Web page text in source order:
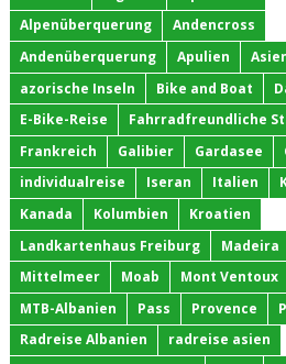
Alpenüberquerung
Andencross
Andenüberquerung
Apulien
azorische Inseln
Bike and Boat
E-Bike-Reise
Fahrradfreundliche
Frankreich
Galibier Gardasee
individualreise
Iseran Italien
Kanada
Kolumbien
Kroatien
Landkartenhaus Freiburg
Madeira
Mittelmeer
Moab Mont Ventoux
MTB-Albanien
Pass Provence
Radreise Albanien
radreise asien